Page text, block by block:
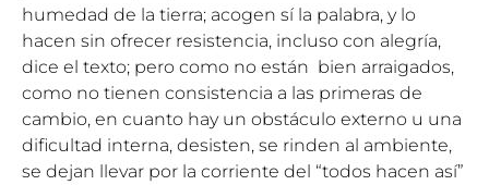
humedad de la tierra; acogen sí la palabra, y lo
hacen sin ofrecer resistencia, incluso con alegría,
dice el texto; pero como no están bien arraigados,
como no tienen consistencia a las primeras de
cambio, en cuanto hay un obstáculo externo u una
dificultad interna, desisten, se rinden al ambiente,
se dejan llevar por la corriente del “todos hacen así”